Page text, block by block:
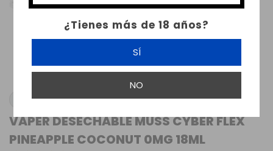
¿Tienes más de 18 años?
SÍ
NO
MUSS VAPE
VAPER DESECHABLE MUSS CYBER FLEX
PINEAPPLE COCONUT 0MG 18ML